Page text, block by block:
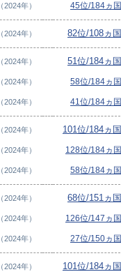
（2024年） 45位/184ヵ国
（2024年） 82位/108ヵ国
（2024年） 51位/184ヵ国
（2024年） 58位/184ヵ国
（2024年） 41位/184ヵ国
（2024年） 101位/184ヵ国
（2024年） 128位/184ヵ国
（2024年） 58位/184ヵ国
（2024年） 68位/151ヵ国
（2024年） 126位/147ヵ国
（2024年） 27位/150ヵ国
（2024年） 101位/184ヵ国